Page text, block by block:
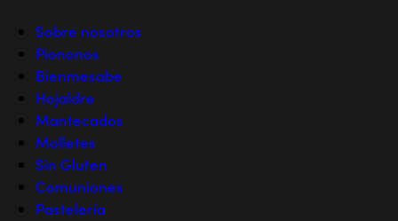
Sobre nosotros
Piononos
Bienmesabe
Hojaldre
Mantecados
Molletes
Sin Gluten
Comuniones
Pastelería